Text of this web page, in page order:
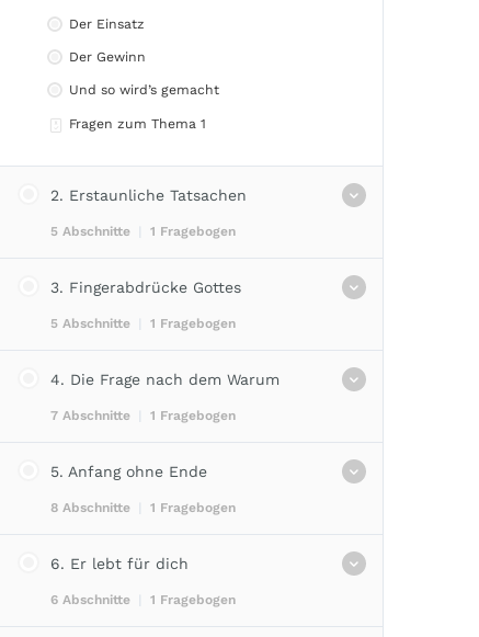
Der Einsatz
Der Gewinn
Und so wird’s gemacht
Fragen zum Thema 1
2. Erstaunliche Tatsachen
5 Abschnitte | 1 Fragebogen
Berichte – Briefe – Botschaften
Alle für Einen
Fragen zum Thema 2
3. Fingerabdrücke Gottes
5 Abschnitte | 1 Fragebogen
Eingefangen?
Gottesvorstellungen
Fragen zum Thema 3
4. Die Frage nach dem Warum
7 Abschnitte | 1 Fragebogen
Ursache und Wirkung
Selbst schuld?
5. Anfang ohne Ende
8 Abschnitte | 1 Fragebogen
Zukunftsaussichten
6. Er lebt für dich
6 Abschnitte | 1 Fragebogen